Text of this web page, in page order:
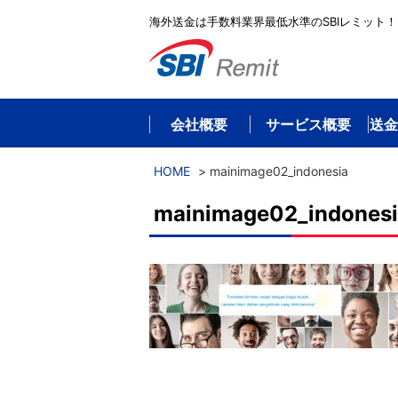
海外送金は手数料業界最低水準のSBIレミット！
会社概要 サービス概要 送
HOME > mainimage02_indonesia